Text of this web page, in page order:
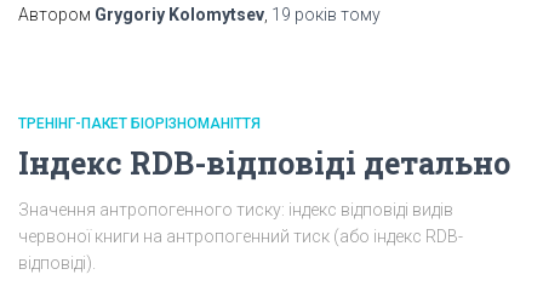
Автором Grygoriy Kolomytsev 19 років тому
ТРЕНІНГ-ПАКЕТ БІОРІЗНОМАНІТТЯ
Індекс RDB-відповіді детально
Значення антропогенного тиску: індекс відповіді видів
червоної книги на антропогенний тиск (або індекс RDB-
відповіді).